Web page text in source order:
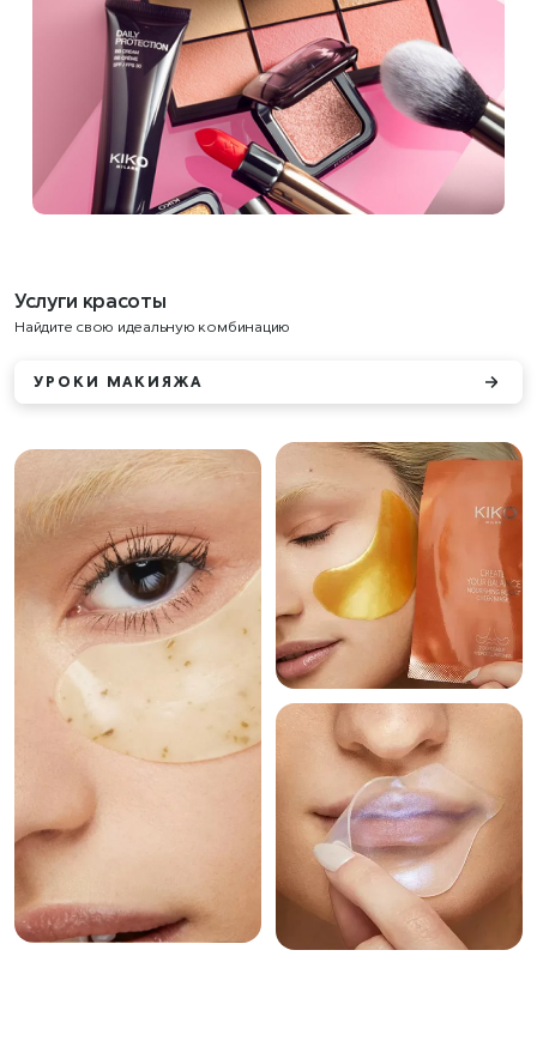
Услуги красоты
Найдите свою идеальную комбинацию
УРОКИ МАКИЯЖА